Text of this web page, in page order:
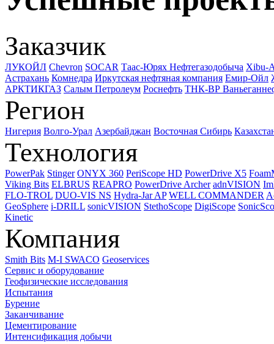
Заказчик
ЛУКОЙЛ Chevron SOCAR Таас-Юрях Нефтегазодобыча Xibu-
Астрахань Комнедра Иркутская нефтяная компания Емир-Ойл
АРКТИКГАЗ Салым Петролеум Роснефть ТНК-ВР
Регион
Нигерия Волго-Урал Азербайджан Восточная Сибирь
Технология
PowerPak Stinger ONYX 360 PeriScope HD PowerDrive X5
Viking Bits ELBRUS REAPRO PowerDrive Archer adnVISION
FLO-TROL DUO-VIS NS Hydra-Jar AP WELL COMMANDER
GeoSphere i-DRILL sonicVISION StethoScope DigiScope
Kinetic
Компания
Smith Bits M-I SWACO Geoservices
Сервис и оборудование
Геофизические исследования
Испытания
Бурение
Заканчивание
Цементирование
Интенсификация добычи